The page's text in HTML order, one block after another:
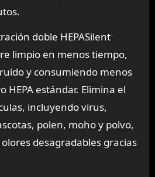
doble HEPASilent
limpio en menos tiempo,
y consumiendo menos
HEPA estándar. Elimina el
incluyendo virus,
polen, moho y polvo,
desagradables gracias